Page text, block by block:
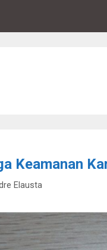
Keamanan
Elausta